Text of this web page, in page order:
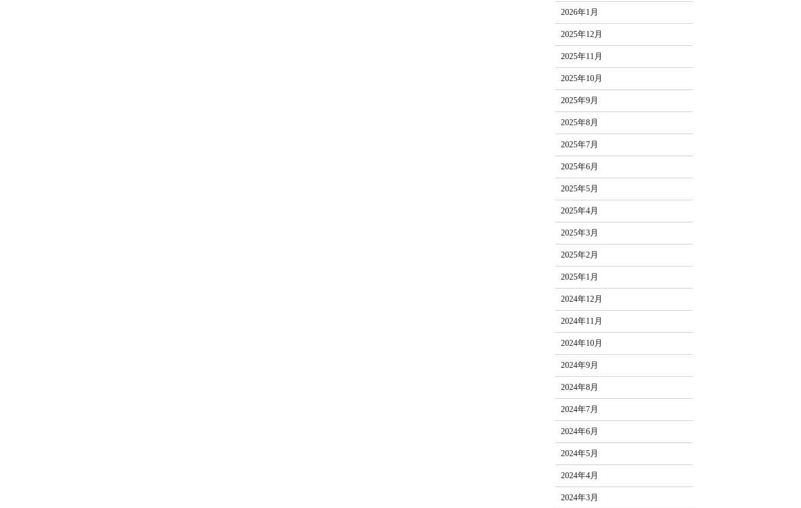
2026年1月
2025年12月
2025年11月
2025年10月
2025年9月
2025年8月
2025年7月
2025年6月
2025年5月
2025年4月
2025年3月
2025年2月
2025年1月
2024年12月
2024年11月
2024年10月
2024年9月
2024年8月
2024年7月
2024年6月
2024年5月
2024年4月
2024年3月